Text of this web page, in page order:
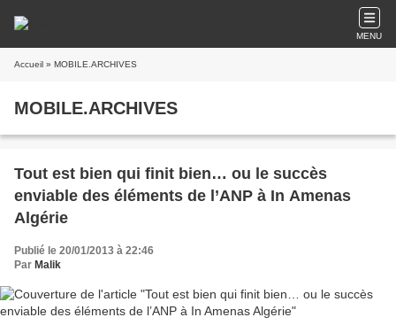
MENU
Accueil » MOBILE.ARCHIVES
MOBILE.ARCHIVES
Tout est bien qui finit bien… ou le succès
enviable des éléments de l’ANP à In Amenas
Algérie
Publié le 20/01/2013 à 22:46
Par Malik